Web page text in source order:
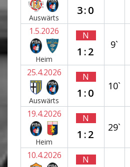
Auswärts
3:0
1.5.2026
Heim
N
1:2
9`
25.4.2026
Auswärts
N
1:0
10`
19.4.2026
Heim
N
1:2
29`
10.4.2026 N